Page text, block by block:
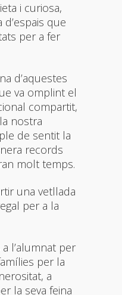
i curiosa,
que
per a fer
d’aquestes
va omplint el
compartit,
nostra
de sentit la
records
molt temps.
una vetllada
per a la
l’alumnat per
per la
a
la seva feina